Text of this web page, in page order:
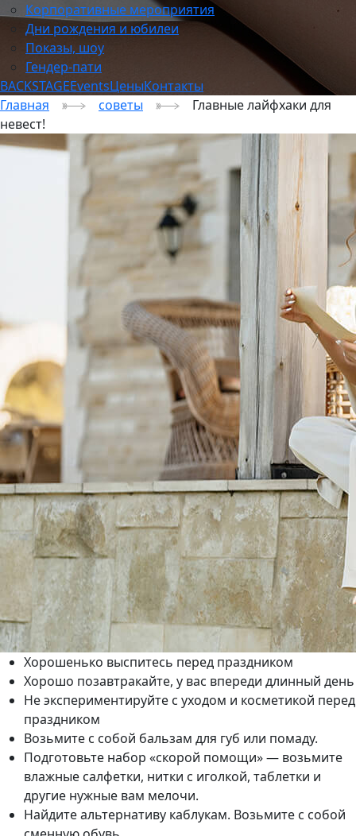
Корпоративные мероприятия
Дни рождения и юбилеи
Показы, шоу
Гендер-пати
BACKSTAGEEventsЦеныКонтакты
Главная
советы
Главные лайфхаки для
невест!
Хорошенько выспитесь перед праздником
Хорошо позавтракайте, у вас впереди длинный день
Не экспериментируйте с уходом и косметикой перед
праздником
Возьмите с собой бальзам для губ или помаду.
Подготовьте набор «скорой помощи» — возьмите
влажные салфетки, нитки с иголкой, таблетки и
другие нужные вам мелочи.
Найдите альтернативу каблукам. Возьмите с собой